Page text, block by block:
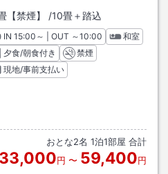
禁煙】 /10畳＋踏込
INチェックイン
15:00 ～ | OUT チェックアウト
～10:00
和室
夕食/朝食付き
禁煙
現地/事前支払い
おとな2名 1泊1部屋 合計
33,000円 〜 59,400円